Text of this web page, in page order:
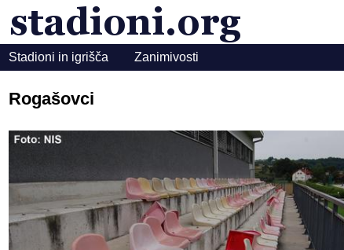
Stadioni in igrišča Zanimivosti
Rogašovci